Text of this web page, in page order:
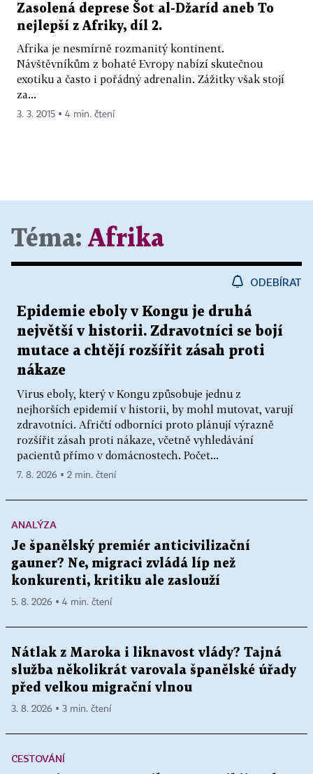
Zasolená deprese Šot al-Džaríd aneb To
nejlepší z Afriky, díl 2.
Afrika je nesmírně rozmanitý kontinent.
Návštěvníkům z bohaté Evropy nabízí skutečnou
exotiku a často i pořádný adrenalin. Zážitky však stojí
za...
3. 3. 2015 ▪ 4 min. čtení
Téma: Afrika
ODEBÍRAT
Epidemie eboly v Kongu je druhá
největší v historii. Zdravotníci se bojí
mutace a chtějí rozšířit zásah proti
nákaze
Virus eboly, který v Kongu způsobuje jednu z
nejhorších epidemií v historii, by mohl mutovat, varují
zdravotníci. Afričtí odborníci proto plánují výrazně
rozšířit zásah proti nákaze, včetně vyhledávání
pacientů přímo v domácnostech. Počet...
7. 8. 2026 ▪ 2 min. čtení
ANALÝZA
Je španělský premiér anticivilizační
gauner? Ne, migraci zvládá líp než
konkurenti, kritiku ale zaslouží
5. 8. 2026 ▪ 4 min. čtení
Nátlak z Maroka i liknavost vlády? Tajná
služba několikrát varovala španělské úřady
před velkou migrační vlnou
3. 8. 2026 ▪ 3 min. čtení
CESTOVÁNÍ